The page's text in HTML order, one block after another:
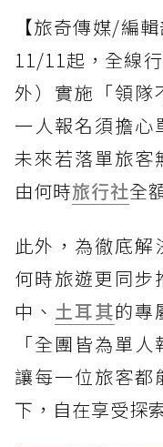
【旅奇傳媒/編
11/11起，全線
外）實施「領隊
一人報名須擔心
未來若落單旅客
由何時旅行社全
此外，為徹底解
何時旅遊更同步
中、 土耳其的專
「全團皆為單
讓每一位旅客都
下，自在享受探